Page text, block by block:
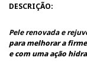
DESCRIÇÃO:
Pele renovada e
para melhorar a
e com uma ação